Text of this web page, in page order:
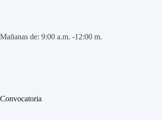
Mañanas de: 9:00 a.m. -12:00 m.
Convocatoria